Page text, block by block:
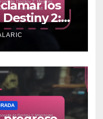
los
2:
Evitar
de la